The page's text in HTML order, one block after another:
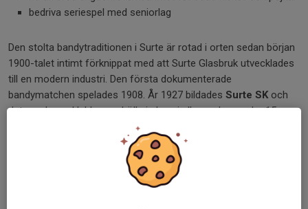
bedriva seriespel med seniorlag
Den stolta bandytraditionen i Surte är rotad i orten sedan början
1900-talet intimt förknippat med att Surte Glasbruk utvecklades
till en modern industri. Den första dokumenterade
bandymatchen spelades 1908. År 1927 bildades Surte SK och
det var denna klubb som höll sig kvar i allsvenskan under 15
säsonger från 1970 och framåt. När Surte Glasbruk lades ner
1978 bytte klubben snart namn till Ale-Surte SK
Få av entusiasterna i föreningen var beredda att kasta in
handduken bara för att anrika Ale-Surte SK gick i konkurs våren